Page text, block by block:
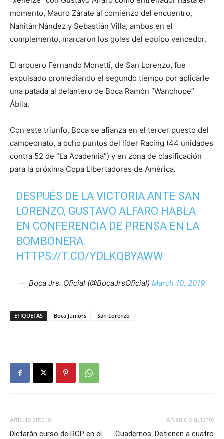
momento, Mauro Zárate al comienzo del encuentro,
Nahitán Nández y Sebastián Villa, ambos en el
complemento, marcaron los goles del equipo vencedor.
El arquero Fernando Monetti, de San Lorenzo, fue
expulsado promediando el segundo tiempo por aplicarle
una patada al delantero de Boca Ramón “Wanchope”
Ábila.
Con este triunfo, Boca se afianza en el tercer puesto del
campeonato, a ocho puntos del líder Racing (44 unidades
contra 52 de “La Academia”) y en zona de clasificación
para la próxima Copa Libertadores de América.
DESPUÉS DE LA VICTORIA ANTE SAN
LORENZO, GUSTAVO ALFARO HABLA
EN CONFERENCIA DE PRENSA EN LA
BOMBONERA.
HTTPS://T.CO/YDLKQBYAWW
— Boca Jrs. Oficial (@BocaJrsOficial) March 10, 2019
ETIQUETAS Boca Juniors San Lorenzo
Artículo anterior
Dictarán curso de RCP en el
Artículo siguiente
Cuadernos: Detienen a cuatro